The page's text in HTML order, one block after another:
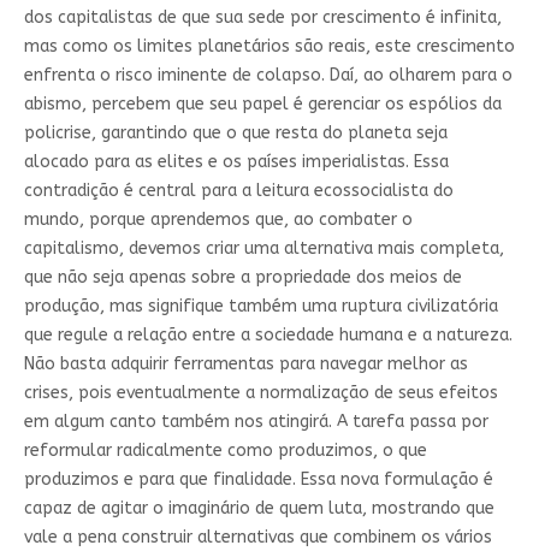
dos capitalistas de que sua sede por crescimento é infinita,
mas como os limites planetários são reais, este crescimento
enfrenta o risco iminente de colapso. Daí, ao olharem para o
abismo, percebem que seu papel é gerenciar os espólios da
policrise, garantindo que o que resta do planeta seja
alocado para as elites e os países imperialistas. Essa
contradição é central para a leitura ecossocialista do
mundo, porque aprendemos que, ao combater o
capitalismo, devemos criar uma alternativa mais completa,
que não seja apenas sobre a propriedade dos meios de
produção, mas signifique também uma ruptura civilizatória
que regule a relação entre a sociedade humana e a natureza.
Não basta adquirir ferramentas para navegar melhor as
crises, pois eventualmente a normalização de seus efeitos
em algum canto também nos atingirá. A tarefa passa por
reformular radicalmente como produzimos, o que
produzimos e para que finalidade. Essa nova formulação é
capaz de agitar o imaginário de quem luta, mostrando que
vale a pena construir alternativas que combinem os vários